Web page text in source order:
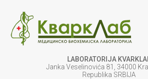
LABORATORIJA
Janka Veselinovića 81, 34000
Republika SRBIJA